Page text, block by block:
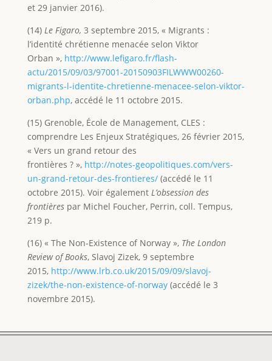
et 29 janvier 2016).
(14) Le Figaro, 3 septembre 2015, « Migrants :
l’identité chrétienne menacée selon Viktor
Orban », http://www.lefigaro.fr/flash-
actu/2015/09/03/97001-20150903FILWWW00260-
migrants-l-identite-chretienne-menacee-selon-viktor-
orban.php, accédé le 11 octobre 2015.
(15) Grenoble, École de Management, CLES :
comprendre Les Enjeux Stratégiques, 26 février 2015,
« Vers un grand retour des
frontières ? », http://notes-geopolitiques.com/vers-
un-grand-retour-des-frontieres/(accédé le 11
octobre 2015). Voir également L’obsession des
frontièrespar Michel Foucher, Perrin, coll. Tempus,
219 p.
(16) « The Non-Existence of Norway », The London
Review of Books, Slavoj Zizek, 9 septembre
2015, http://www.lrb.co.uk/2015/09/09/slavoj-
zizek/the-non-existence-of-norway(accédé le 3
novembre 2015).